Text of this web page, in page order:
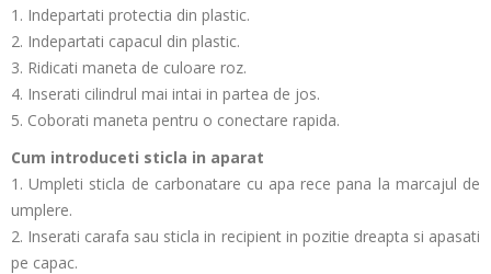
1. Indepartati protectia din plastic.
2. Indepartati capacul din plastic.
3. Ridicati maneta de culoare roz.
4. Inserati cilindrul mai intai in partea de jos.
5. Coborati maneta pentru o conectare rapida.
Cum introduceti sticla in aparat
1. Umpleti sticla de carbonatare cu apa rece pana la marcajul de
umplere.
2. Inserati carafa sau sticla in recipient in pozitie dreapta si apasati
pe capac.